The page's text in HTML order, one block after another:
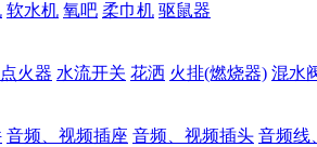
软水机 氧吧 柔巾机 驱鼠器
火器 水流开关 花洒 火排(燃烧器) 混水
音频、视频插座 音频、视频插头 音频线